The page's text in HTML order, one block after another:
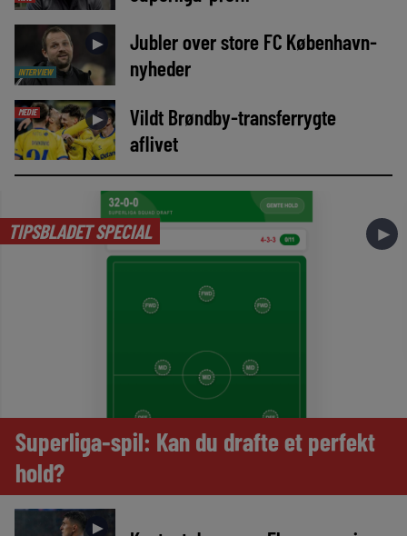
INTERVIEW
►
Jubler over store FC København-
nyheder
MEDIE ►
Vildt Brøndby-transferrygte
aflivet
TIPSBLADET SPECIAL ►
Superliga-spil: Kan du drafte et perfekt
hold?
►